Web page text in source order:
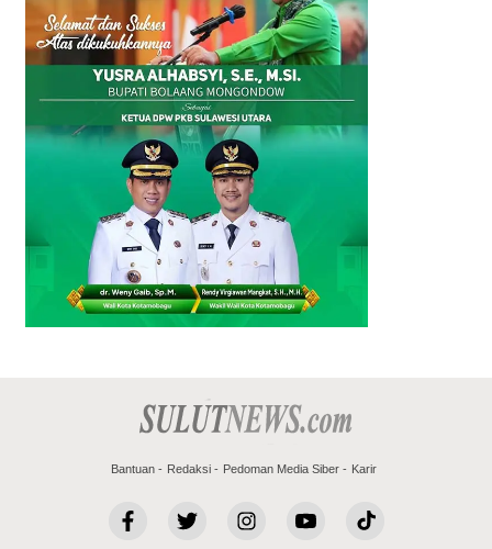
Bantuan Redaksi Pedoman Media Siber Karir